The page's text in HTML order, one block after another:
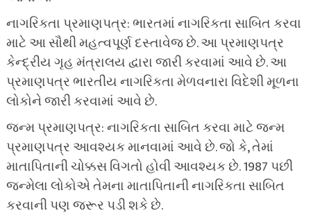
નાગરિકતા પ્રમાણપત્ર: ભારતમાં નાગરિકતા સાબિત કરવા
માટે આ સૌથી મહત્વપૂર્ણ દસ્તાવેજ છે. આ પ્રમાણપત્ર
કેન્દ્રીય ગૃહ મંત્રાલય દ્વારા જારી કરવામાં આવે છે. આ
પ્રમાણપત્ર ભારતીય નાગરિકતા મેળવનારા વિદેશી મૂળના
લોકોને જારી કરવામાં આવે છે.
જન્મ પ્રમાણપત્ર: નાગરિકતા સાબિત કરવા માટે જન્મ
પ્રમાણપત્ર આવશ્યક માનવામાં આવે છે. જો કે, તેમાં
માતાપિતાની ચોક્કસ વિગતો હોવી આવશ્યક છે. 1987 પછી
જન્મેલા લોકોએ તેમના માતાપિતાની નાગરિકતા સાબિત
કરવાની પણ જરૂર પડી શકે છે.